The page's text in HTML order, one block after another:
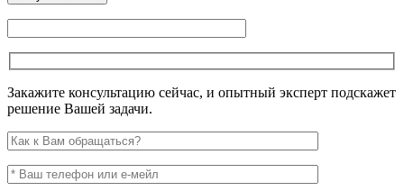
Закажите консультацию сейчас, и опытный эксперт подскажет
решение Вашей задачи.